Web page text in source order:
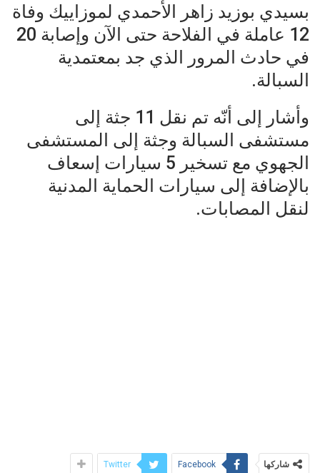
بسيدي بوزيد زاهر الأحمدي لموزاييك وفاة
12 عاملة في الفلاحة حتى الآن وإصابة 20
في حادث المرور الذي جد بمعتمدية
السبالة.
وأشار إلى أنّه تم نقل 11 جثة إلى
مستشفى السبالة وجثة إلى المستشفى
الجهوي مع تسخير 5 سيارات إسعاف
بالإضافة إلى سيارات الحماية المدنية
لنقل المصابات.
شاركها Facebook
Twitter